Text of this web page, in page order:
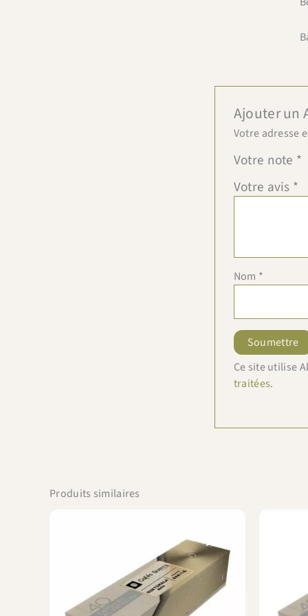
Ajouter un
Votre adresse
Votre note *
Votre avis *
Nom *
Ce site utilise
traitées.
Produits similaires